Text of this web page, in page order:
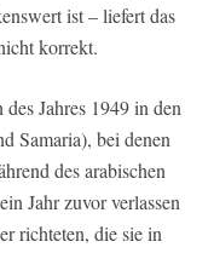
ist – liefert das
korrekt.
Jahres 1949 in den
Samaria), bei denen
des arabischen
Jahr zuvor verlassen
richteten, die sie in